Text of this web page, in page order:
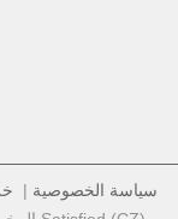
سياسة الخصوصية |